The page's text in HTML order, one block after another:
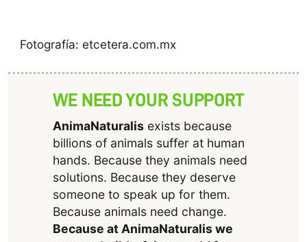
Fotografía: etcetera.com.mx
WE NEED YOUR SUPPORT
AnimaNaturalisexists because
billions of animals suffer at human
hands. Because they animals need
solutions. Because they deserve
someone to speak up for them.
Because animals need change.
Because at AnimaNaturalis we